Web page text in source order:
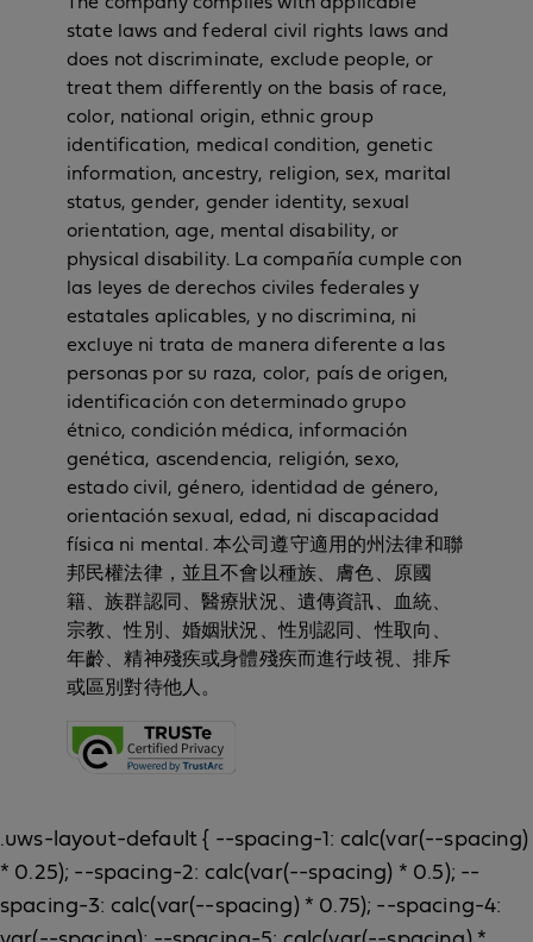
state laws and federal civil rights laws and
does not discriminate, exclude people, or
treat them differently on the basis of race,
color, national origin, ethnic group
identification, medical condition, genetic
information, ancestry, religion, sex, marital
status, gender, gender identity, sexual
orientation, age, mental disability, or
physical disability. La compañía cumple con
las leyes de derechos civiles federales y
estatales aplicables, y no discrimina, ni
excluye ni trata de manera diferente a las
personas por su raza, color, país de origen,
identificación con determinado grupo
étnico, condición médica, información
genética, ascendencia, religión, sexo,
estado civil, género, identidad de género,
orientación sexual, edad, ni discapacidad
física ni mental. 本公司遵守適用的州法律和聯
邦民權法律，並且不會以種族、膚色、原國
籍、族群認同、醫療狀況、遺傳資訊、血統、
宗教、性別、婚姻狀況、性別認同、性取向、
年齡、精神殘疾或身體殘疾而進行歧視、排斥
或區別對待他人。